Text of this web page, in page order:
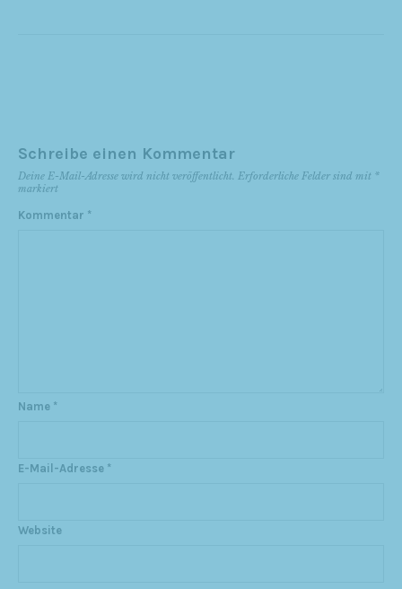
Schreibe einen Kommentar
Deine E-Mail-Adresse wird nicht veröffentlicht. Erforderliche Felder sind mit *
markiert
Kommentar *
Name *
E-Mail-Adresse *
Website